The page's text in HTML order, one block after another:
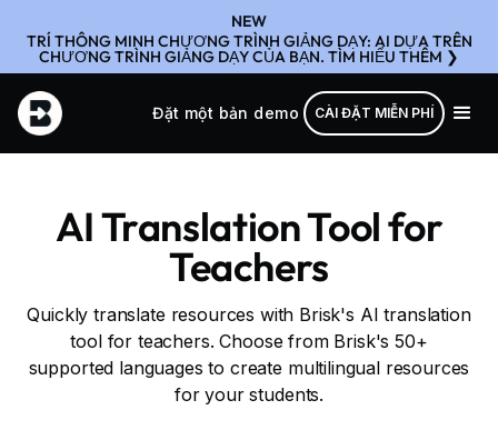
NEW
TRÍ THÔNG MINH CHƯƠNG TRÌNH GIẢNG DẠY: AI DỰA TRÊN
CHƯƠNG TRÌNH GIẢNG DẠY CỦA BẠN. TÌM HIỂU THÊM ❯
Đặt một bản demo CÀI ĐẶT MIỄN PHÍ
AI Translation Tool for
Teachers
Quickly translate resources with Brisk's AI translation
tool for teachers. Choose from Brisk's 50+
supported languages to create multilingual resources
for your students.